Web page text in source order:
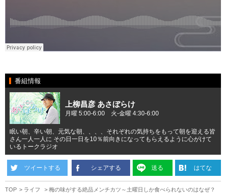
番組情報
上柳昌彦 あさぼらけ
月曜 5:00-6:00 火-金曜 4:30-6:00
眠い朝、辛い朝、元気な朝、、、、それぞれの気持ちをもって朝を迎える皆
さん一人一人に その日一日を10％前向きになってもらえるように心がけて
いるトークラジオ
ツイートする シェアする 送る はてな
TOP ライフ 梅の味がする絶品メンチカツ～土曜日しか食べられないのはなぜ？